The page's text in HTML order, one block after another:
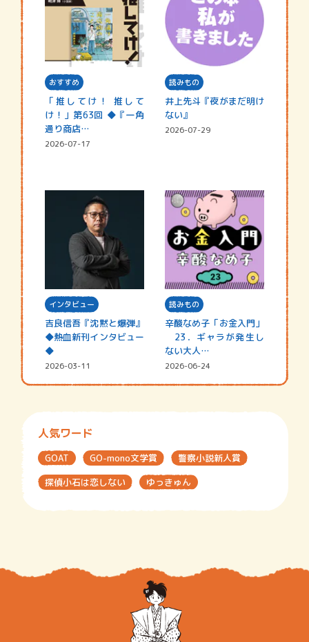
おすすめ
「推してけ！ 推して
け！」第63回 ◆『一角
通り商店…
2026-07-17
読みもの
井上先斗『夜がまだ明け
ない』
2026-07-29
インタビュー
吉良信吾『沈黙と爆弾』
◆熱血新刊インタビュー
◆
2026-03-11
読みもの
辛酸なめ子「お金入門」
23．ギャラが発生し
ない大人…
2026-06-24
人気ワード
GOAT GO-mono文学賞
警察小説新人賞
探偵小石は恋しない
ゆっきゅん